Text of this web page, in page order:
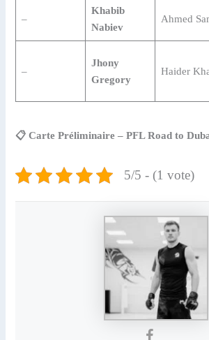
–
Khabib
Nabiev
Ahmed
–
Jhony
Gregory
Haider
📋 Carte Préliminaire – PFL Road to
5/5 - (1 vote)